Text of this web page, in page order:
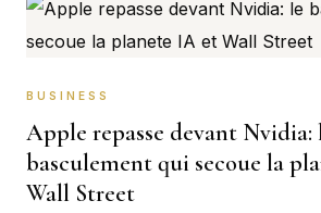
BUSINESS
Apple repasse devant Nvidia:
basculement qui secoue la
Wall Street